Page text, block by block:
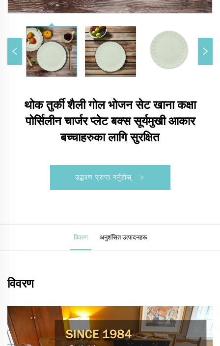
थोक तुर्की शैली गोल भोजन सेट खाना कक्षा
पोर्सिलीन चार्जर प्लेट बक्स सूर्यमुखी आकार
बच्चाहरुका लागि सुरक्षित
उद्धरण प्राप्त गर्नुहोस्
विवरण अनुशंसित उत्पादनहरू
विवरण